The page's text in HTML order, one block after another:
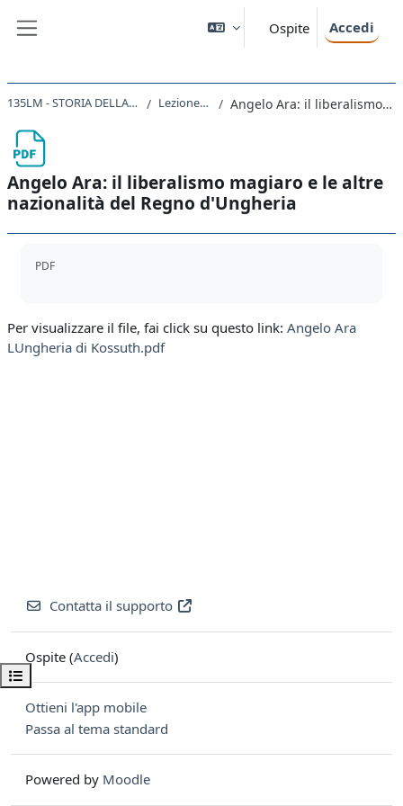
Ospite Accedi
Apri indice del corso
135LM - STORIA DELLA FORMAZIONE DEGLI STATI NAZIONALI NEL XIX SECOLO 2020 Lezione 18-19 Il 1848 in Europa Angelo Ara: il liberalismo magiaro e le altre nazionalità del Regno d'Ungheria
Angelo Ara: il liberalismo magiaro e le altre
nazionalità del Regno d'Ungheria
PDF
Per visualizzare il file, fai click su questo link: Angelo Ara
LUngheria di Kossuth.pdf
Contatta il supporto
Ospite (Accedi)
Ottieni l'app mobile
Passa al tema standard
Powered by Moodle